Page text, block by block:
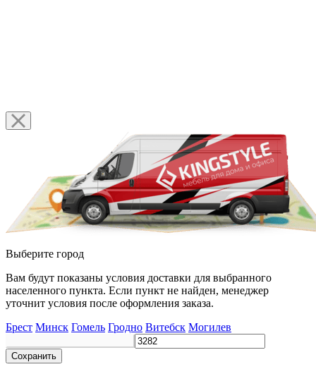
Выберите город
Вам будут показаны условия доставки для выбранного
населенного пункта. Если пункт не найден, менеджер
уточнит условия после оформления заказа.
Брест Минск Гомель Гродно Витебск Могилев
Сохранить